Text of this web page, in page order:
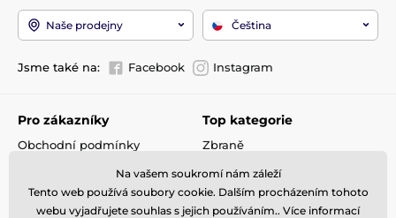
Naše prodejny Čeština
Jsme také na: Facebook Instagram
Pro zákazníky
Obchodní podmínky
Reklamace
Kontakty
Top kategorie
Zbraně
Střelivo
Příslušenství
Na vašem soukromí nám záleží
Tento web používá soubory cookie. Dalším procházením tohoto
webu vyjadřujete souhlas s jejich používáním.. Více informací